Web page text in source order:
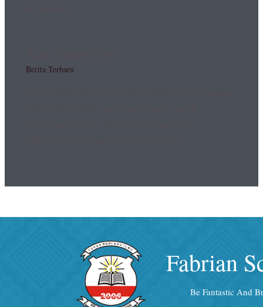
Berita Terbaru
Fabrian
Be Fantastic And